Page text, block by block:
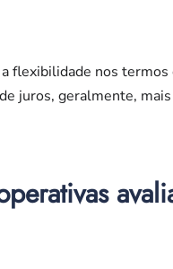
flexibilidade nos
juros, geralmente,